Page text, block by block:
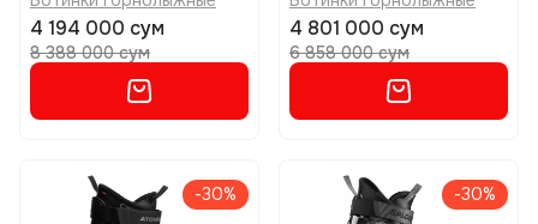
4 194 000 сум
8 388 000 сум
4 801 000 сум
6 858 000 сум
-30% -30%